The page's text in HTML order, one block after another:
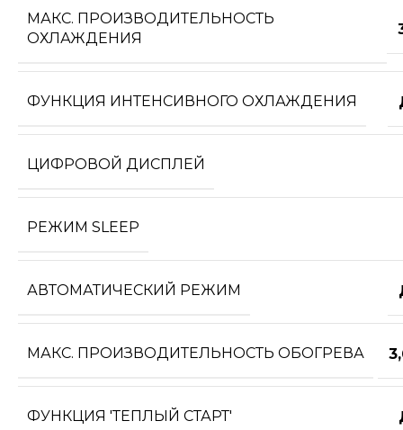
МАКС. ПРОИЗВОДИТЕЛЬНОСТЬ
ОХЛАЖДЕНИЯ
ФУНКЦИЯ ИНТЕНСИВНОГО ОХЛАЖДЕНИЯ
ЦИФРОВОЙ ДИСПЛЕЙ
РЕЖИМ SLEEP
АВТОМАТИЧЕСКИЙ РЕЖИМ
МАКС. ПРОИЗВОДИТЕЛЬНОСТЬ ОБОГРЕВА
ФУНКЦИЯ 'ТЕПЛЫЙ СТАРТ'